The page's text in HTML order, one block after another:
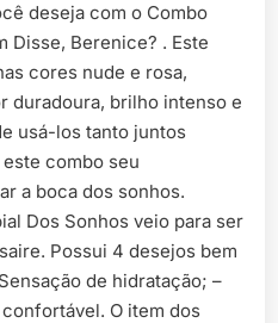
deseja com o Combo
Disse, Berenice? . Este
cores nude e rosa,
duradoura, brilho intenso e
usá-los tanto juntos
combo seu
a boca dos sonhos.
Dos Sonhos veio para ser
Possui 4 desejos bem
de hidratação; –
O item dos